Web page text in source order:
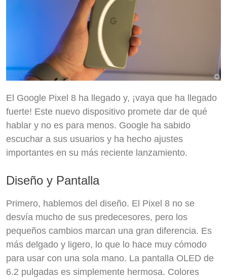
El Google Pixel 8 ha llegado y, ¡vaya que ha llegado
fuerte! Este nuevo dispositivo promete dar de qué
hablar y no es para menos. Google ha sabido
escuchar a sus usuarios y ha hecho ajustes
importantes en su más reciente lanzamiento.
Diseño y Pantalla
Primero, hablemos del diseño. El Pixel 8 no se
desvía mucho de sus predecesores, pero los
pequeños cambios marcan una gran diferencia. Es
más delgado y ligero, lo que lo hace muy cómodo
para usar con una sola mano. La pantalla OLED de
6.2 pulgadas es simplemente hermosa. Colores